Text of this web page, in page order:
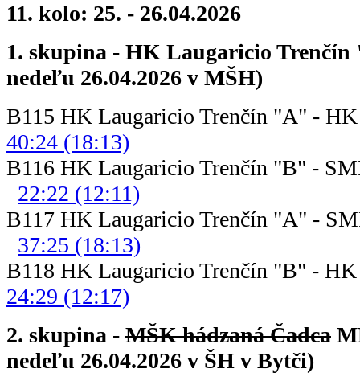
11. kolo: 25. - 26.04.2026
1. skupina - HK Laugaricio
nedeľu 26.04.2026 v MŠH)
B115 HK Laugaricio Trenčín "A" -
40:24 (18:13)
B116 HK Laugaricio Trenčín
22:22 (12:11)
B117 HK Laugaricio Trenčín
37:25 (18:13)
B118 HK Laugaricio Trenčín "B" -
24:29 (12:17)
2. skupina - MŠK hádzaná Čadca
nedeľu 26.04.2026 v ŠH v Bytči)